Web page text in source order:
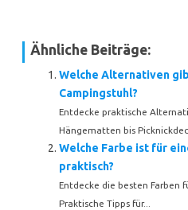
Ähnliche Beiträge:
Welche Alternativen
Campingstuhl?
Entdecke praktische
Hängematten bis
Welche Farbe ist für
praktisch?
Entdecke die besten Farben
Praktische Tipps für...